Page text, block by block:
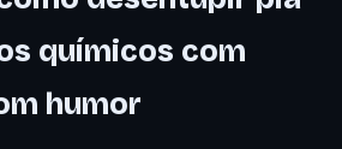
químicos com
humor